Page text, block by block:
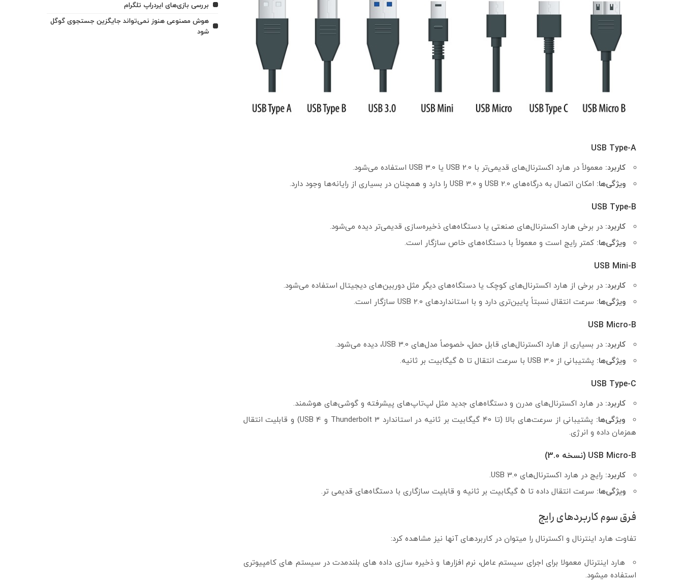
USB Type-A
کاربرد: معمولاً در هارد اکسترنال‌های قدیمی‌تر با USB 2.0 یا USB 3.0 استفاده می‌شود.
ویژگی‌ها: امکان اتصال به درگاه‌های USB 2.0 و USB 3.0 را دارد و همچنان در بسیاری از رایانه‌ها وجود دارد.
USB Type-B
کاربرد: در برخی هارد اکسترنال‌های صنعتی یا دستگاه‌های ذخیره‌سازی قدیمی‌تر دیده می‌شود.
ویژگی‌ها: کمتر رایج است و معمولاً با دستگاه‌های خاص سازگار است.
USB Mini-B
کاربرد: در برخی از هارد اکسترنال‌های کوچک یا دستگاه‌های دیگر مثل دوربین‌های دیجیتال استفاده می‌شود.
ویژگی‌ها: سرعت انتقال نسبتاً پایین‌تری دارد و با استانداردهای USB 2.0 سازگار است.
USB Micro-B
کاربرد: در بسیاری از هارد اکسترنال‌های قابل حمل، خصوصاً مدل‌های USB 3.0، دیده می‌شود.
ویژگی‌ها: پشتیبانی از USB 3.0 با سرعت انتقال تا 5 گیگابیت بر ثانیه.
USB Type-C
کاربرد: در هارد اکسترنال‌های مدرن و دستگاه‌های جدید مثل لپ‌تاپ‌های پیشرفته و گوشی‌های هوشمند.
ویژگی‌ها:
پشتیبانی از سرعت‌های بالا (تا 40 گیگابیت بر ثانیه در استاندارد Thunderbolt 3 و USB 4) و قابلیت انتقال
همزمان داده و انرژی.
USB Micro-B (نسخه 3.0)
کاربرد: رایج در هارد اکسترنال‌های USB 3.0.
ویژگی‌ها: سرعت انتقال داده تا 5 گیگابیت بر ثانیه و قابلیت سازگاری با دستگاه‌های قدیمی تر.
فرق سوم کاربردهای رایج
تفاوت هارد اینترنال و اکسترنال را میتوان در کاربردهای آنها نیز مشاهده کرد:
هارد اینترنال معمولا برای اجرای سیستم عامل، نرم افزارها و ذخیره سازی داده های بلندمدت در سیستم های کامپیوتری
استفاده میشود.
بررسی بازی‌های ایردراپ تلگرام
هوش مصنوعی هنوز نمی‌تواند جایگزین جستجوی گوگل
شود